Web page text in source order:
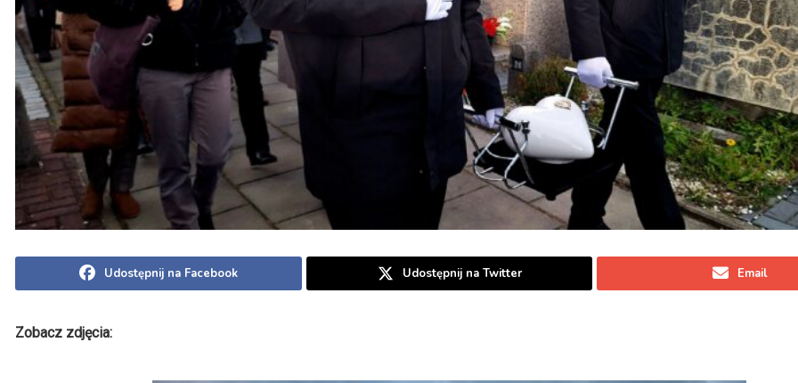
Udostępnij na Facebook Udostępnij na Twitter Email
Zobacz zdjęcia: